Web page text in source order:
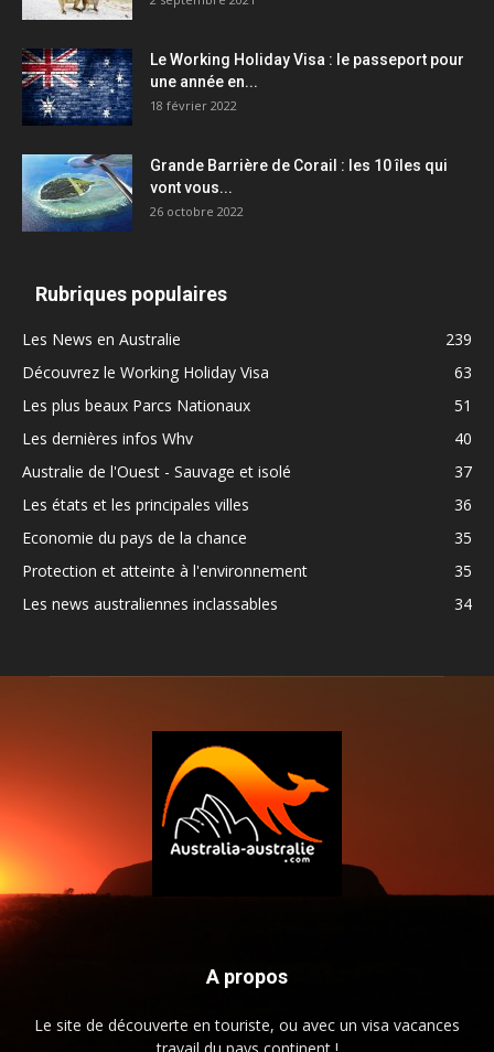
Le Working Holiday Visa : le passeport pour
une année en...
18 février 2022
Grande Barrière de Corail : les 10 îles qui
vont vous...
26 octobre 2022
Rubriques populaires
Les News en Australie
239
Découvrez le Working Holiday Visa
63
Les plus beaux Parcs Nationaux
51
Les dernières infos Whv
40
Australie de l'Ouest - Sauvage et isolé
37
Les états et les principales villes
36
Economie du pays de la chance
35
Protection et atteinte à l'environnement
35
Les news australiennes inclassables
34
A propos
Le site de découverte en touriste, ou avec un visa vacances